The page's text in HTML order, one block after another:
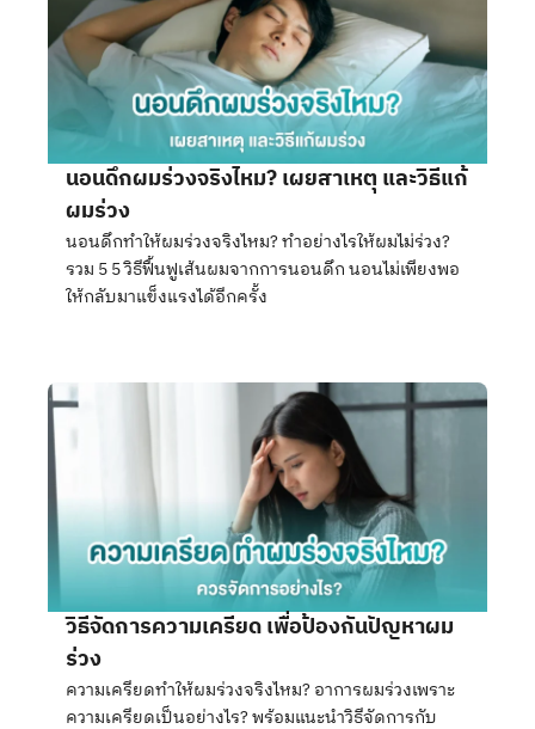
นอนดึกผมร่วงจริงไหม? เผยสาเหตุ และวิธีแก้
ผมร่วง
นอนดึกทำให้ผมร่วงจริงไหม? ทำอย่างไรให้ผมไม่ร่วง?
รวม 5 5 วิธีฟื้นฟูเส้นผมจากการนอนดึก นอนไม่เพียงพอ
ให้กลับมาแข็งแรงได้อีกครั้ง
วิธีจัดการความเครียด เพื่อป้องกันปัญหาผม
ร่วง
ความเครียดทำให้ผมร่วงจริงไหม? อาการผมร่วงเพราะ
ความเครียดเป็นอย่างไร? พร้อมแนะนำวิธีจัดการกับ